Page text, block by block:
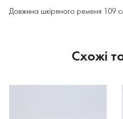
Довжина шкіряного ременя 109
Схожі